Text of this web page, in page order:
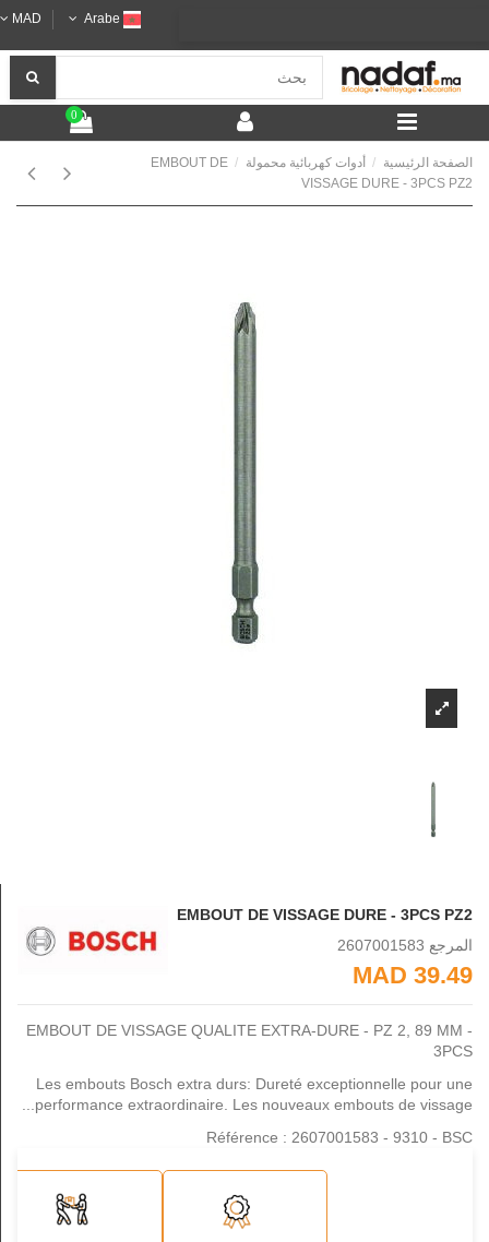
Arabe
MAD
0
الصفحة الرئيسية أدوات كهربائية محمولة
EMBOUT DE
VISSAGE DURE - 3PCS PZ2
EMBOUT DE VISSAGE DURE - 3PCS PZ2
المرجع 2607001583
39.49 MAD
EMBOUT DE VISSAGE QUALITE EXTRA-DURE - PZ 2, 89 MM -
3PCS
Les embouts Bosch extra durs: Dureté exceptionnelle pour une
performance extraordinaire. Les nouveaux embouts de vissage...
Référence : 2607001583 - 9310 - BSC